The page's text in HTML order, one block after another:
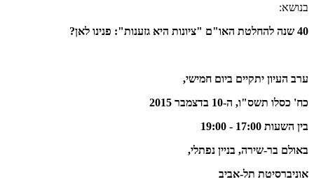
בנושא:
40 שנה להחלטת האו"ם "ציונות היא גזענות": פנינו לאן?
ערב העיון יתקיים ביום חמישי,
כח' כסלו תשס"ו, ה-10 בדצמבר 2015
בין השעות 17:00 - 19:00
באולם בר-שירה, בניין נפתלי,
אוניברסיטת תל-אביב